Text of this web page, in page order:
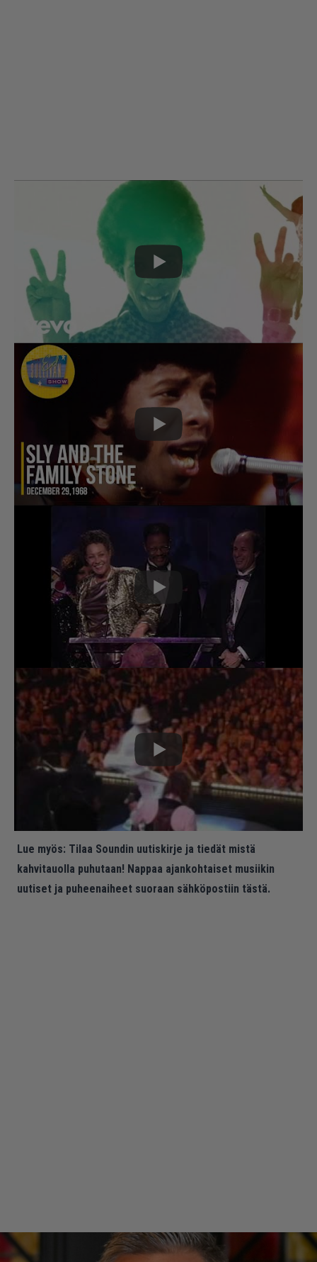
Lue myös: Tilaa Soundin uutiskirje ja tiedät mistä
kahvitauolla puhutaan! Nappaa ajankohtaiset musiikin
uutiset ja puheenaiheet suoraan sähköpostiin tästä.